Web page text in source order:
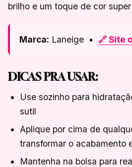
brilho e um toque de cor
Marca: Laneige • 🔗 Site
DICAS PRA USAR:
Use sozinho para
sutil
Aplique por cima de
transformar o acabamento
Mantenha na bolsa para